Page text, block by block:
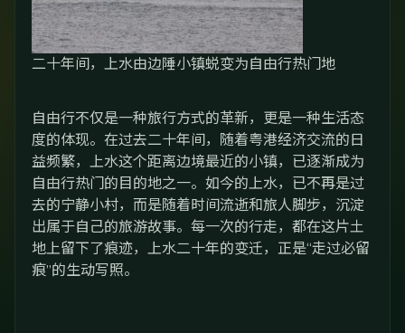
二十年间，上水由边陲小镇蜕变为自由行热门地
自由行不仅是一种旅行方式的革新，更是一种生活态
度的体现。在过去二十年间，随着粤港经济交流的日
益频繁，上水这个距离边境最近的小镇，已逐渐成为
自由行热门的目的地之一。如今的上水，已不再是过
去的宁静小村，而是随着时间流逝和旅人脚步，沉淀
出属于自己的旅游故事。每一次的行走，都在这片土
地上留下了痕迹，上水二十年的变迁，正是“走过必留
痕”的生动写照。